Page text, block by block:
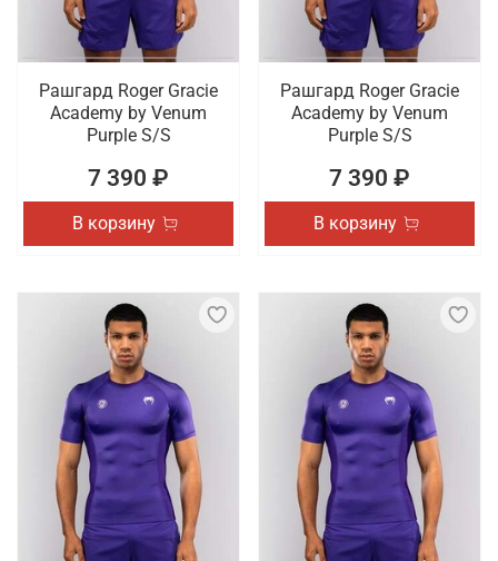
Рашгард Roger Gracie
Academy by Venum
Purple S/S
7 390 ₽
В корзину
Рашгард Roger Gracie
Academy by Venum
Purple S/S
7 390 ₽
В корзину